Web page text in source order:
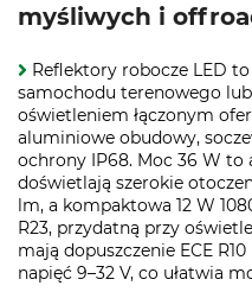
myśliwych i
Reflektory robocze LED
samochodu terenowego lub
oświetleniem łączonym
aluminiowe obudowy,
ochrony IP68. Moc 36 W to
doświetlają szerokie
lm, a kompaktowa 12 W
R23, przydatną przy
mają dopuszczenie ECE
napięć 9–32 V, co ułatwia